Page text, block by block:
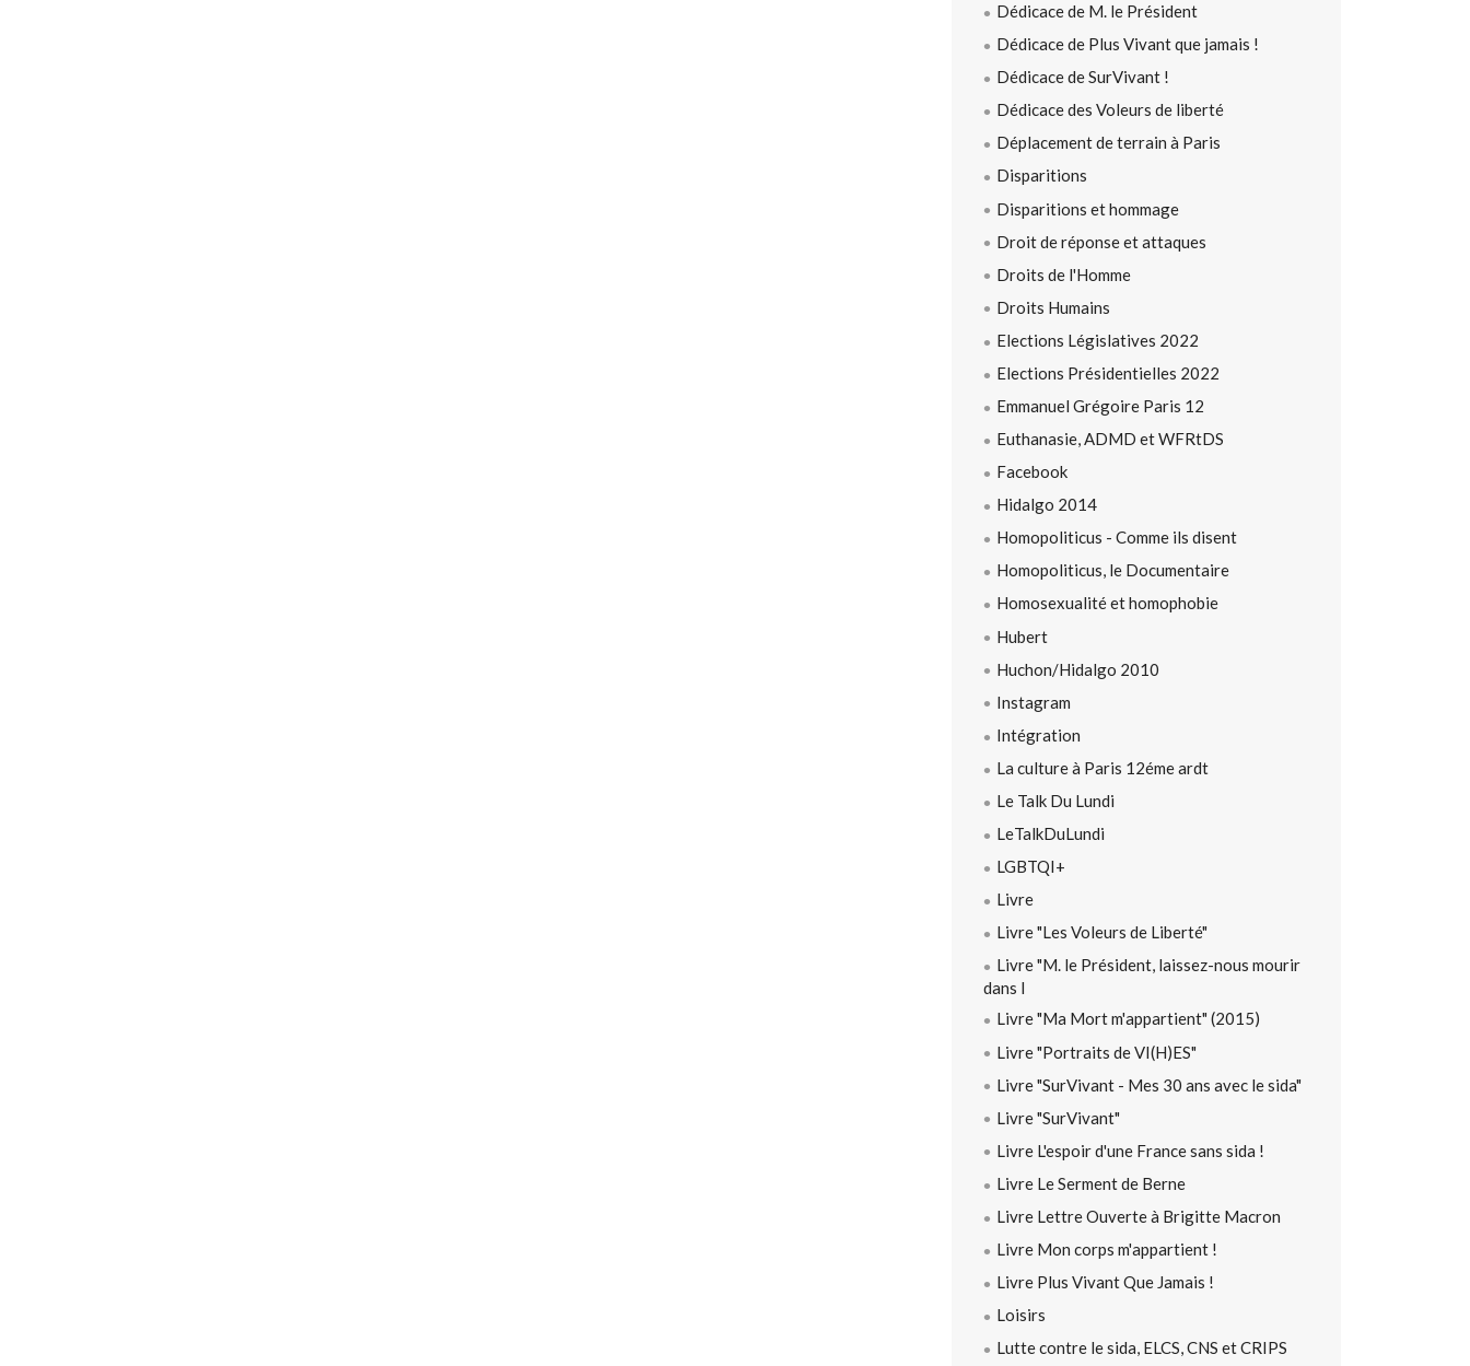
Dédicace de M. le Président
Dédicace de Plus Vivant que jamais !
Dédicace de SurVivant !
Dédicace des Voleurs de liberté
Déplacement de terrain à Paris
Disparitions
Disparitions et hommage
Droit de réponse et attaques
Droits de l'Homme
Droits Humains
Elections Législatives 2022
Elections Présidentielles 2022
Emmanuel Grégoire Paris 12
Euthanasie, ADMD et WFRtDS
Facebook
Hidalgo 2014
Homopoliticus - Comme ils disent
Homopoliticus, le Documentaire
Homosexualité et homophobie
Hubert
Huchon/Hidalgo 2010
Instagram
Intégration
La culture à Paris 12éme ardt
Le Talk Du Lundi
LeTalkDuLundi
LGBTQI+
Livre
Livre "Les Voleurs de Liberté"
Livre "M. le Président, laissez-nous mourir
dans l
Livre "Ma Mort m'appartient" (2015)
Livre "Portraits de VI(H)ES"
Livre "SurVivant - Mes 30 ans avec le sida"
Livre "SurVivant"
Livre L'espoir d'une France sans sida !
Livre Le Serment de Berne
Livre Lettre Ouverte à Brigitte Macron
Livre Mon corps m'appartient !
Livre Plus Vivant Que Jamais !
Loisirs
Lutte contre le sida, ELCS, CNS et CRIPS